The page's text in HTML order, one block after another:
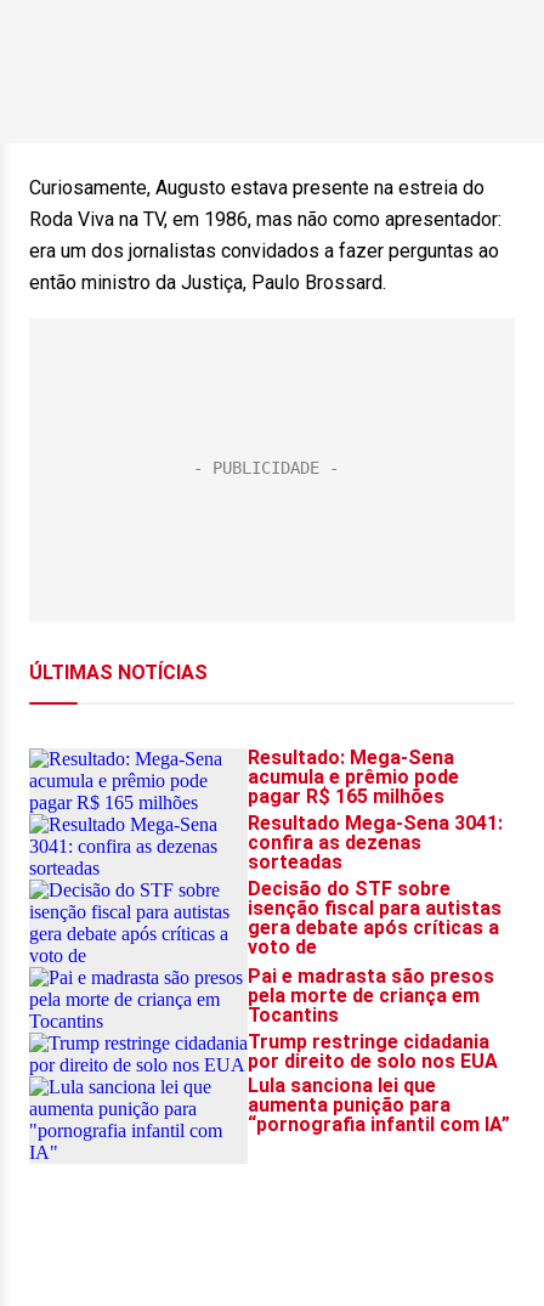
Curiosamente, Augusto estava presente na estreia do
Roda Viva na TV, em 1986, mas não como apresentador:
era um dos jornalistas convidados a fazer perguntas ao
então ministro da Justiça, Paulo Brossard.